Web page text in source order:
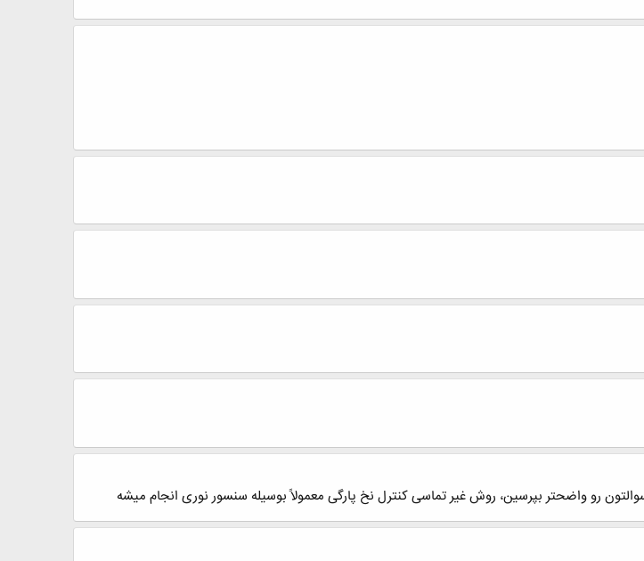
رو واضحتر بپرسین، روش غیر تماسی کنترل نخ پارگی معمولاً بوسیله سنسور نوری انجام میشه